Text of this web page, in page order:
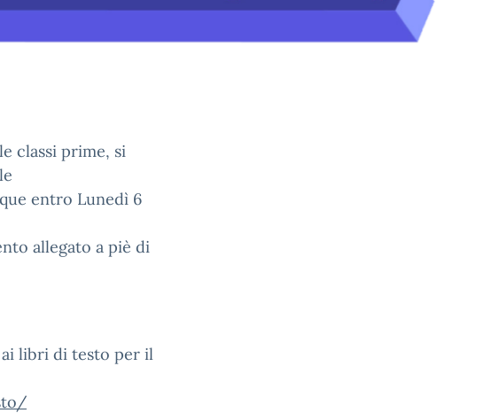
classi prime, si
entro Lunedì 6
allegato a piè di
libri di testo per il